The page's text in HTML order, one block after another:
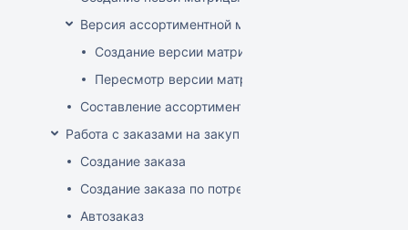
Версия ассортиментной матрицы
Создание версии матрицы
Пересмотр версии матрицы
Составление ассортимента магазина
Работа с заказами на закупку
Создание заказа
Создание заказа по потребностям
Автозаказ